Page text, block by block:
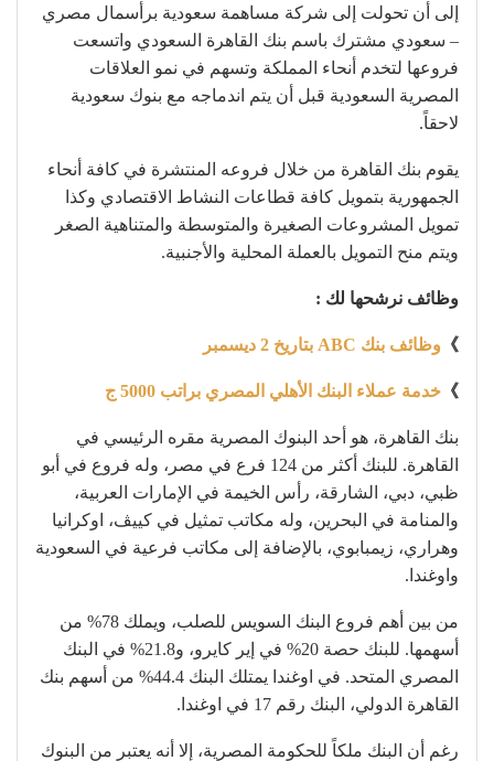
إلى أن تحولت إلى شركة مساهمة سعودية برأسمال مصري
– سعودي مشترك باسم بنك القاهرة السعودي واتسعت
فروعها لتخدم أنحاء المملكة وتسهم في نمو العلاقات
المصرية السعودية قبل أن يتم اندماجه مع بنوك سعودية
لاحقاً.
يقوم بنك القاهرة من خلال فروعه المنتشرة في كافة أنحاء
الجمهورية بتمويل كافة قطاعات النشاط الاقتصادي وكذا
تمويل المشروعات الصغيرة والمتوسطة والمتناهية الصغر
ويتم منح التمويل بالعملة المحلية والأجنبية.
وظائف نرشحها لك :
》 وظائف بنك ABC بتاريخ 2 ديسمبر
》 خدمة عملاء البنك الأهلي المصري براتب 5000 ج
بنك القاهرة، هو أحد البنوك المصرية مقره الرئيسي في
القاهرة. للبنك أكثر من 124 فرع في مصر، وله فروع في أبو
ظبي، دبي، الشارقة، رأس الخيمة في الإمارات العربية،
والمنامة في البحرين، وله مكاتب تمثيل في كييڤ، اوكرانيا
وهراري، زيمبابوي، بالإضافة إلى مكاتب فرعية في السعودية
واوغندا.
من بين أهم فروع البنك السويس للصلب، ويملك 78% من
أسهمها. للبنك حصة 20% في إير كايرو، و21.8% في البنك
المصري المتحد. في اوغندا يمتلك البنك 44.4% من أسهم بنك
القاهرة الدولي، البنك رقم 17 في اوغندا.
رغم أن البنك ملكاً للحكومة المصرية، إلا أنه يعتبر من البنوك